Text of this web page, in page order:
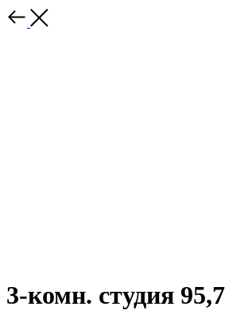
3-комн. студия